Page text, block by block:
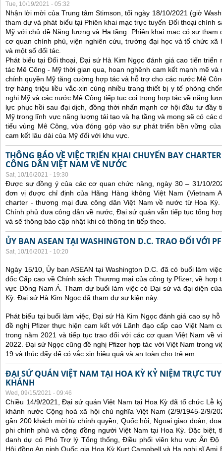
Tue, 10/19/2021 - 05:32
Nhận lời mời của Trung tâm Stimson, tối ngày 18/10/2021 (giờ
tham dự và phát biểu tại Phiên khai mạc trực tuyến Đối thoại chính
Mỹ với chủ đề Năng lượng và Hạ tầng. Phiên khai mạc có sự
cơ quan chính phủ, viện nghiên cứu, trường đại học và tổ chức xã
và một số đối tác.
Phát biểu tại Đối thoại, Đại sứ Hà Kim Ngọc đánh giá cao tiến triển
tác Mê Công - Mỹ thời gian qua, hoan nghênh cam kết mạnh mẽ
chính quyền Mỹ tăng cường hợp tác và hỗ trợ cho các nước Mê
trợ hàng triệu liều vắc-xin cùng nhiều trang thiết bị y tế phòng
nghị Mỹ và các nước Mê Công tiếp tục coi trọng hợp tác về năng
lực phục hồi sau đại dịch, đồng thời nhấn mạnh cơ hội đầu tư đầy
Mỹ trong lĩnh vực năng lượng tái tạo và hạ tầng và mong sẽ có các
tiểu vùng Mê Công, vừa đóng góp vào sự phát triển bền vững
cam kết lâu dài của Mỹ đối với khu vực.
THÔNG BÁO VỀ VIỆC TRIỂN KHAI CHUYẾN BAY
CÔNG DÂN VIỆT NAM VỀ NƯỚC
Sat, 10/16/2021 - 19:30
Được sự đồng ý của các cơ quan chức năng, ngày 30 – 31/10/
đơn vị được chỉ định của Hãng Hàng không Việt Nam (Vietnam
charter - thương mại đưa công dân Việt Nam về nước từ Hoa
Chính phủ đưa công dân về nước, Đại sứ quán vẫn tiếp tục tổng
và sẽ thông báo cập nhật khi có thông tin tiếp theo.
ỦY BAN ASEAN TẠI WASHINGTON D.C. TRAO ĐỔI VỚI
Sat, 10/16/2021 - 10:20
Ngày 15/10, Ủy ban ASEAN tại Washington D.C. đã có buổi làm
đốc Cấp cao về Chính sách Thương mại của công ty Pfizer, về hợp
vực Đông Nam Á. Tham dự buổi làm việc có Đại sứ và đại diện
Kỳ. Đại sứ Hà Kim Ngọc đã tham dự sự kiện này.
Phát biểu tại buổi làm việc, Đại sứ Hà Kim Ngọc đánh giá cao sự
đề nghị Pfizer thực hiện cam kết với Lãnh đạo cấp cao Việt Nam
trong năm 2021 và tiếp tục trao đổi với các cơ quan Việt Nam về
2022. Đại sứ Ngọc cũng đề nghị Pfizer hợp tác với Việt Nam trong
19 và thúc đẩy để có vắc xin hiệu quả và an toàn cho trẻ em.
ĐẠI SỨ QUÁN VIỆT NAM TẠI HOA KỲ KỶ NIỆM TRỰC
KHÁNH
Wed, 09/15/2021 - 09:46
Chiều 14/9/2021, Đại sứ quán Việt Nam tại Hoa Kỳ đã tổ chức Lễ
khánh nước Cộng hoà xã hội chủ nghĩa Việt Nam (2/9/1945-2/9/
gần 200 khách mời từ chính quyền, Quốc hội, Ngoại giao đoàn,
phi chính phủ và cộng đồng người Việt Nam tại Hoa Kỳ. Đặc biệt,
danh dự có Phó Trợ lý Tổng thống, Điều phối viên khu vực Ấn
Hội đồng An ninh Quốc gia Hoa Kỳ Kurt Campbell và Hạ nghị sĩ